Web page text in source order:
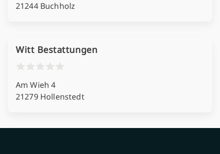
21244 Buchholz
Witt Bestattungen
Am Wieh 4
21279 Hollenstedt